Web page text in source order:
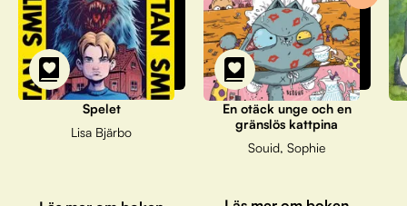
Spelet
Lisa Bjärbo
En otäck unge och en
gränslös kattpina
Souid, Sophie